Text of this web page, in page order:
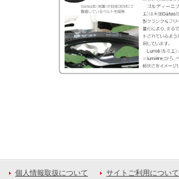
個人情報取扱について サイトご利用について